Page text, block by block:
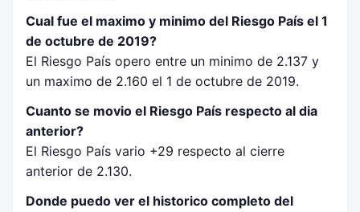
Cual fue el maximo y minimo del Riesgo País el 1
de octubre de 2019?
El Riesgo País opero entre un minimo de 2.137 y
un maximo de 2.160 el 1 de octubre de 2019.
Cuanto se movio el Riesgo País respecto al dia
anterior?
El Riesgo País vario +29 respecto al cierre
anterior de 2.130.
Donde puedo ver el historico completo del